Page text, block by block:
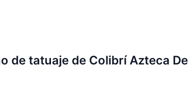
de tatuaje de Colibrí Azteca